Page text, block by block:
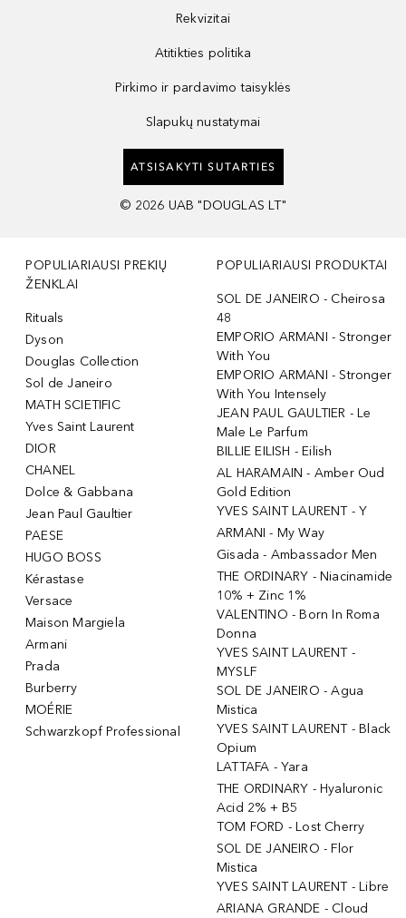
Rekvizitai
Atitikties politika
Pirkimo ir pardavimo taisyklės
Slapukų nustatymai
ATSISAKYTI SUTARTIES
© 2026 UAB "DOUGLAS LT"
POPULIARIAUSI PREKIŲ
ŽENKLAI
Rituals
Dyson
Douglas Collection
Sol de Janeiro
MATH SCIETIFIC
Yves Saint Laurent
DIOR
CHANEL
Dolce & Gabbana
Jean Paul Gaultier
PAESE
HUGO BOSS
Kérastase
Versace
Maison Margiela
Armani
Prada
Burberry
MOÉRIE
Schwarzkopf Professional
POPULIARIAUSI PRODUKTAI
SOL DE JANEIRO - Cheirosa
48
EMPORIO ARMANI - Stronger
With You
EMPORIO ARMANI - Stronger
With You Intensely
JEAN PAUL GAULTIER - Le
Male Le Parfum
BILLIE EILISH - Eilish
AL HARAMAIN - Amber Oud
Gold Edition
YVES SAINT LAURENT - Y
ARMANI - My Way
Gisada - Ambassador Men
THE ORDINARY - Niacinamide
10% + Zinc 1%
VALENTINO - Born In Roma
Donna
YVES SAINT LAURENT -
MYSLF
SOL DE JANEIRO - Agua
Mistica
YVES SAINT LAURENT - Black
Opium
LATTAFA - Yara
THE ORDINARY - Hyaluronic
Acid 2% + B5
TOM FORD - Lost Cherry
SOL DE JANEIRO - Flor
Mistica
YVES SAINT LAURENT - Libre
ARIANA GRANDE - Cloud